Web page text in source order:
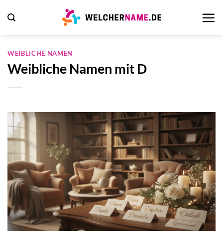
Inhalt
springen
WEIBLICHE NAMEN
Weibliche Namen mit D